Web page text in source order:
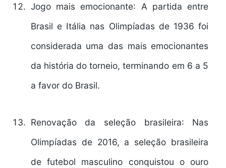
Jogo mais emocionante: A partida entre
Brasil e Itália nas Olimpíadas de 1936 foi
considerada uma das mais emocionantes
da história do torneio, terminando em 6 a 5
a favor do Brasil.
Renovação da seleção brasileira: Nas
Olimpíadas de 2016, a seleção brasileira
de futebol masculino conquistou o ouro